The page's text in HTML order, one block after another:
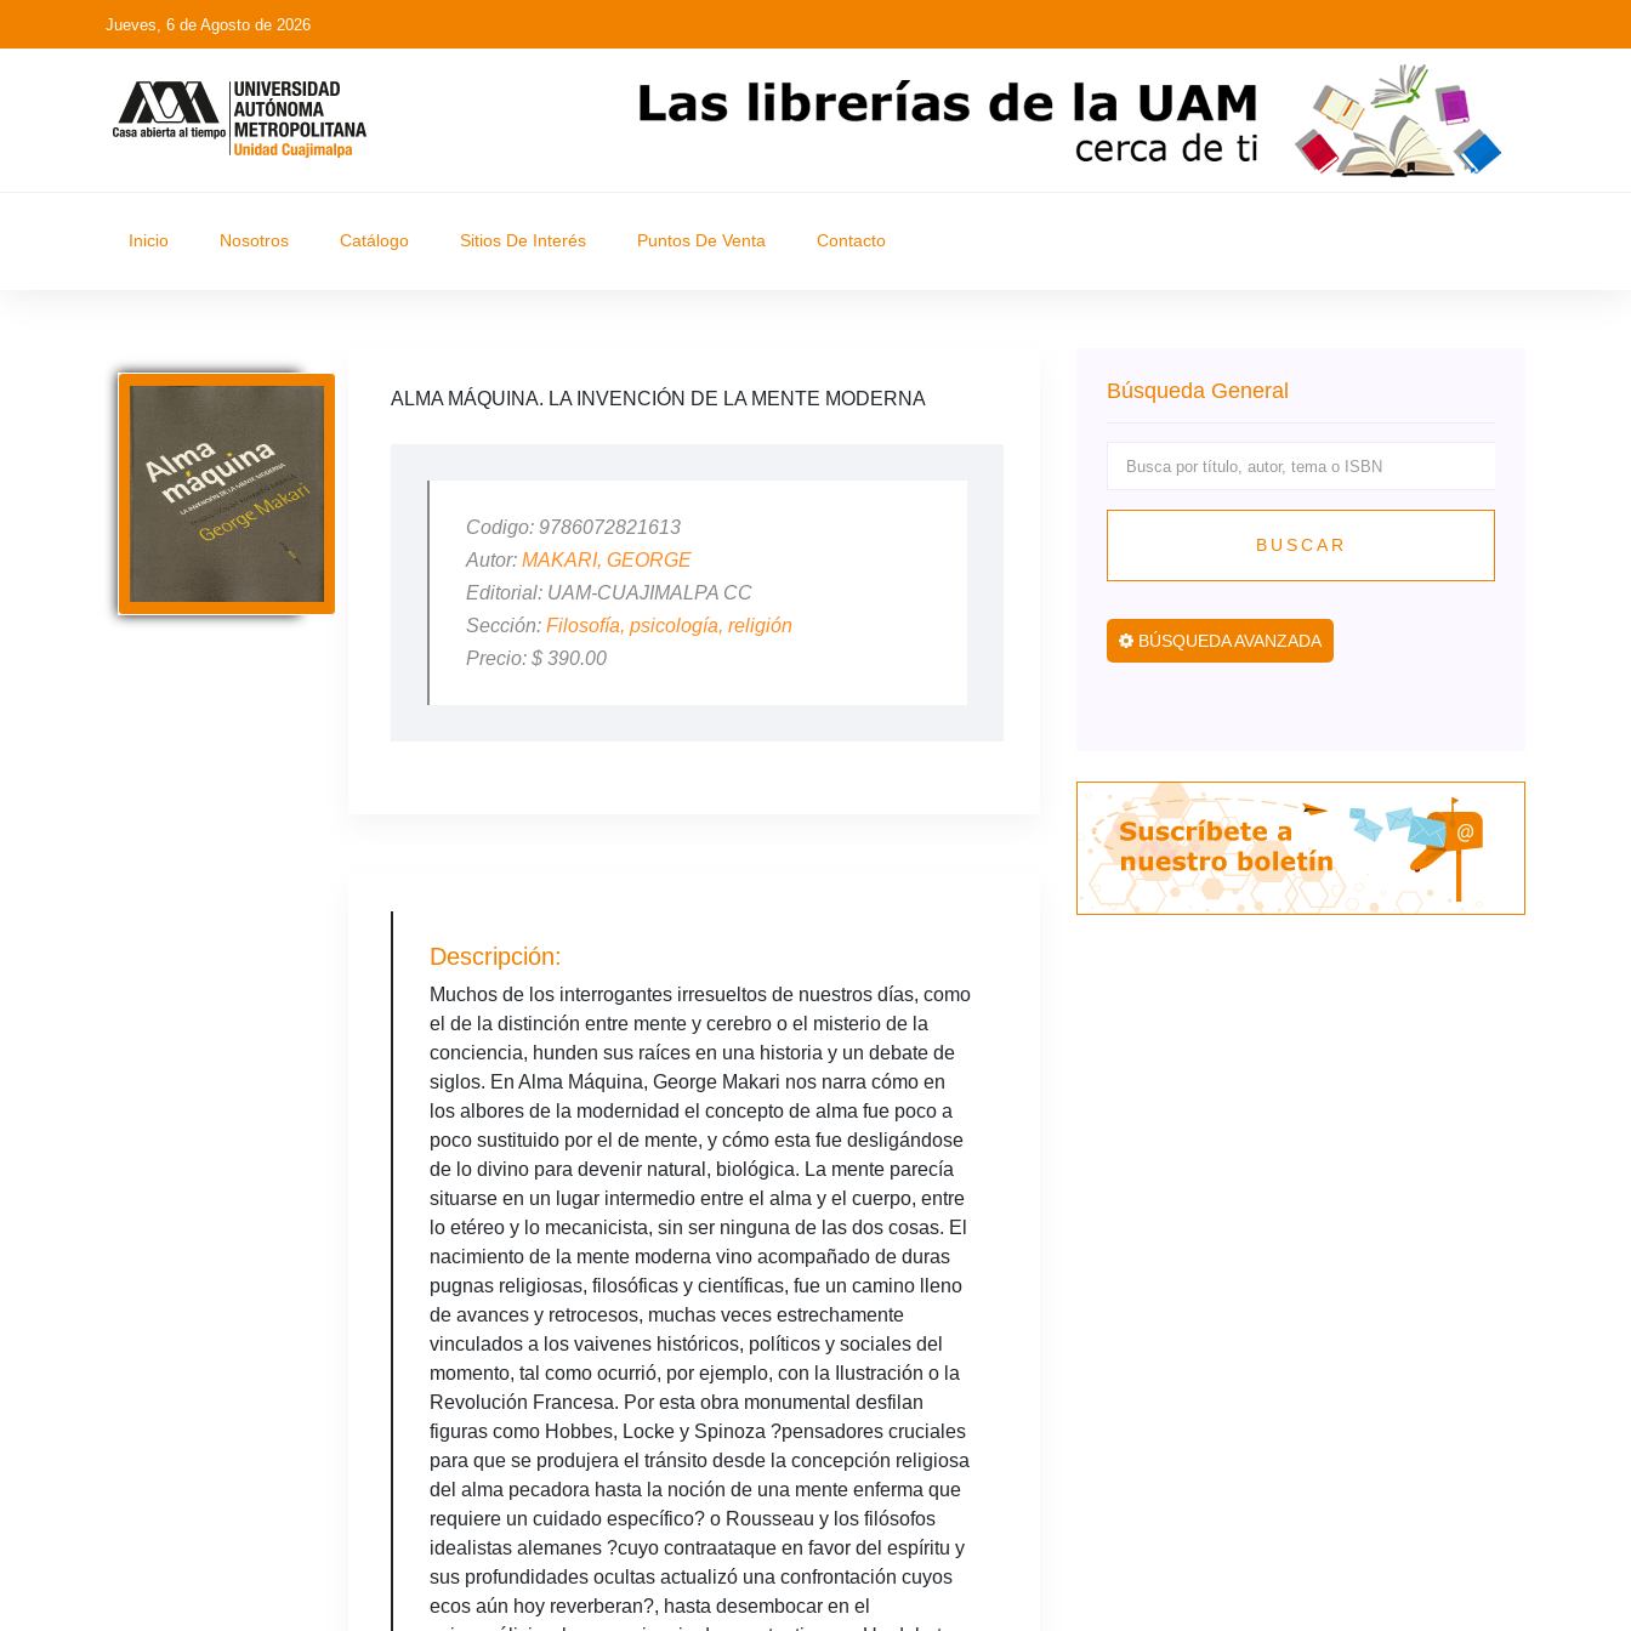
Jueves, 6 de Agosto de 2026
Inicio Nosotros Catálogo Sitios De Interés Puntos De Venta Contacto
ALMA MÁQUINA. LA INVENCIÓN DE LA MENTE MODERNA
Codigo: 9786072821613
Autor: MAKARI, GEORGE
Editorial: UAM-CUAJIMALPA CC
Sección: Filosofía, psicología, religión
Precio: $ 390.00
Descripción:
Muchos de los interrogantes irresueltos de nuestros días, como
el de la distinción entre mente y cerebro o el misterio de la
conciencia, hunden sus raíces en una historia y un debate de
siglos. En Alma Máquina, George Makari nos narra cómo en
los albores de la modernidad el concepto de alma fue poco a
poco sustituido por el de mente, y cómo esta fue desligándose
de lo divino para devenir natural, biológica. La mente parecía
situarse en un lugar intermedio entre el alma y el cuerpo, entre
lo etéreo y lo mecanicista, sin ser ninguna de las dos cosas. El
nacimiento de la mente moderna vino acompañado de duras
pugnas religiosas, filosóficas y científicas, fue un camino lleno
de avances y retrocesos, muchas veces estrechamente
vinculados a los vaivenes históricos, políticos y sociales del
momento, tal como ocurrió, por ejemplo, con la Ilustración o la
Revolución Francesa. Por esta obra monumental desfilan
figuras como Hobbes, Locke y Spinoza ?pensadores cruciales
para que se produjera el tránsito desde la concepción religiosa
del alma pecadora hasta la noción de una mente enferma que
requiere un cuidado específico? o Rousseau y los filósofos
idealistas alemanes ?cuyo contraataque en favor del espíritu y
sus profundidades ocultas actualizó una confrontación cuyos
ecos aún hoy reverberan?, hasta desembocar en el
Búsqueda General
BUSCAR
BÚSQUEDA AVANZADA